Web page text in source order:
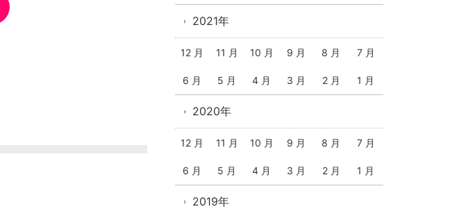
2021年
12 月 11 月 10 月 9 月 8 月 7 月
6 月 5 月 4 月 3 月 2 月 1 月
2020年
12 月 11 月 10 月 9 月 8 月 7 月
6 月 5 月 4 月 3 月 2 月 1 月
2019年